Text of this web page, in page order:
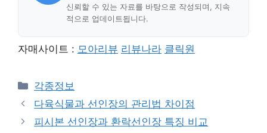
신뢰할 수 있는 자료를 바탕으로 작성되며, 지속
적으로 업데이트됩니다.
자매사이트 : 모아리뷰 리뷰나라 클릭원
Categories
각종정보
다육식물과 선인장의 관리법 차이점
피시본 선인장과 환락선인장 특징 비교